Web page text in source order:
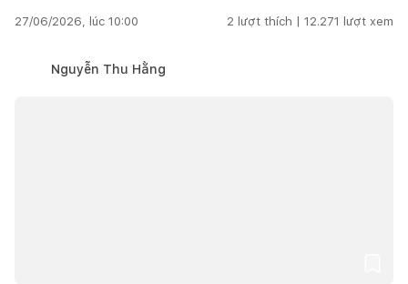
27/06/2026, lúc 10:00 2 lượt thích | 12.271 lượt xem
Nguyễn Thu Hằng